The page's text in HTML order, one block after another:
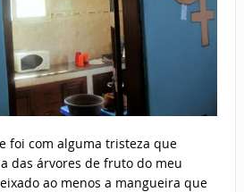
foi com alguma tristeza que
das árvores de fruto do meu
ao menos a mangueira que